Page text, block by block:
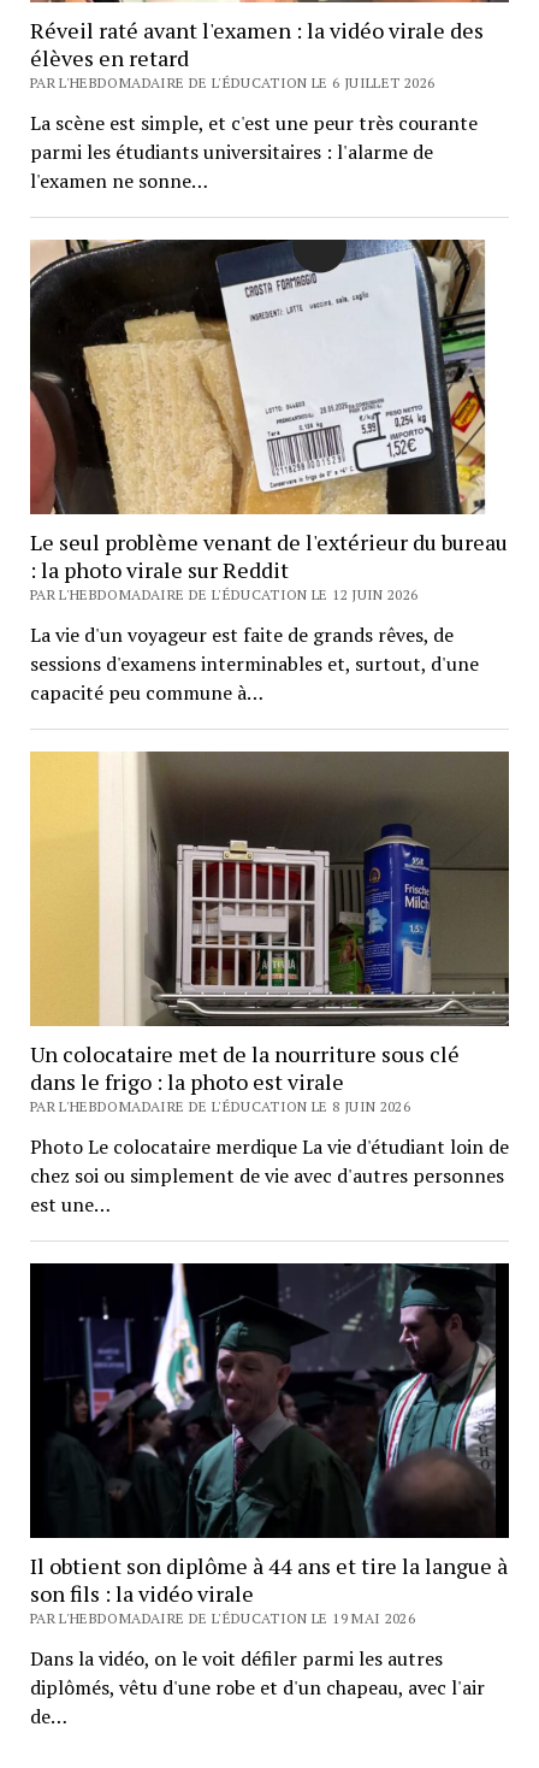
Réveil raté avant l'examen : la vidéo virale des
élèves en retard
PAR L'HEBDOMADAIRE DE L'ÉDUCATION LE 6 JUILLET 2026
La scène est simple, et c'est une peur très courante
parmi les étudiants universitaires : l'alarme de
l'examen ne sonne…
Le seul problème venant de l'extérieur du bureau
: la photo virale sur Reddit
PAR L'HEBDOMADAIRE DE L'ÉDUCATION LE 12 JUIN 2026
La vie d'un voyageur est faite de grands rêves, de
sessions d'examens interminables et, surtout, d'une
capacité peu commune à…
Un colocataire met de la nourriture sous clé
dans le frigo : la photo est virale
PAR L'HEBDOMADAIRE DE L'ÉDUCATION LE 8 JUIN 2026
Photo Le colocataire merdique La vie d'étudiant loin de
chez soi ou simplement de vie avec d'autres personnes
est une…
Il obtient son diplôme à 44 ans et tire la langue à
son fils : la vidéo virale
PAR L'HEBDOMADAIRE DE L'ÉDUCATION LE 19 MAI 2026
Dans la vidéo, on le voit défiler parmi les autres
diplômés, vêtu d'une robe et d'un chapeau, avec l'air
de…